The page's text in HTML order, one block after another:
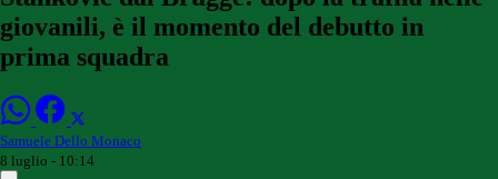
giovanili, è il momento del debutto in
prima squadra
Samuele Dello Monaco
8 luglio - 10:14